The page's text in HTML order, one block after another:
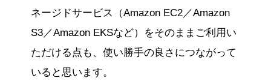
ネージドサービス（Amazon EC2／Amazon
S3／Amazon EKSなど）をそのままご利用い
ただける点も、使い勝手の良さにつながって
いると思います。